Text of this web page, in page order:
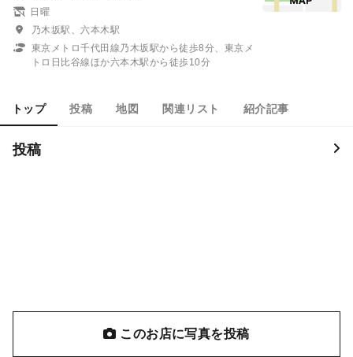
日曜
乃木坂駅、六本木駅
東京メトロ千代田線乃木坂駅から徒歩8分、東京メ
トロ日比谷線ほか六本木駅から徒歩10分
トップ 投稿 地図 関連リスト 紹介記事
投稿
このお店に写真を投稿